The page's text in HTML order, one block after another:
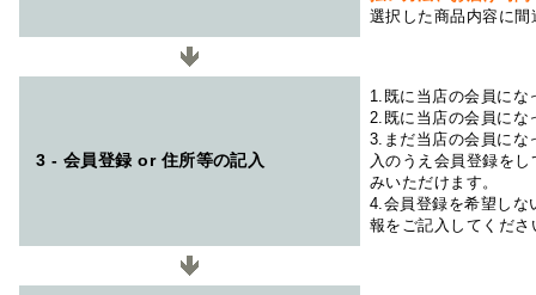
選択した商品内容に
3 - 会員登録 or 住所等の記入
1.既に当店の会員にな
2.既に当店の会員にな
3.まだ当店の会員にな
入のうえ会員登録を
みいただけます。
4.会員登録を希望しな
報をご記入してくださ